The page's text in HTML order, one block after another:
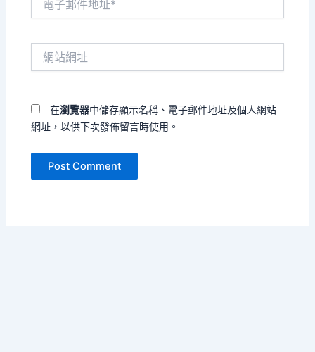
在瀏覽器中儲存顯示名稱、電子郵件地址及個人網站
網址，以供下次發佈留言時使用。